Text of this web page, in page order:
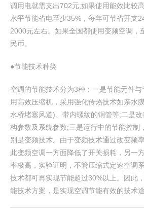
调用电就需支出702元;如果使用能效比较
水平节能省电至少35%，每年可节省开支
2000元左右。如果全国都使用变频空调，
民币。
●节能技术种类
空调的节能技术分为3种：一是节能元件
用高效压缩机，采用强化传热技术如亲水
水桥堵塞风道)、带内螺纹的铜管等;二是
构参数及系统参数;三是运行中的节能控制
别是变频技术。由于变频技术通过改变频
此变频空调一方面降低了开关损耗，另一
率极高，实验证明，不管压缩式定速空调
技术都可再实现节能超过30%以上。因此
能技术方案，是实现空调节能有效的技术